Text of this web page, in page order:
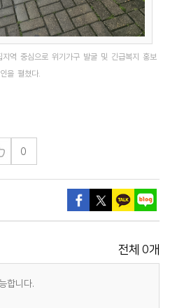
역 중심으로 위기가구 발굴 및 긴급복지 홍보
을 펼쳤다.
0
전체 0개
합니다.